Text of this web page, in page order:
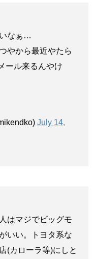
なぁ…
やから最近やたら
ール来るんやけ
July 14,
はマジでビッグモ
いい。トヨタ系な
(カローラ等)にしと